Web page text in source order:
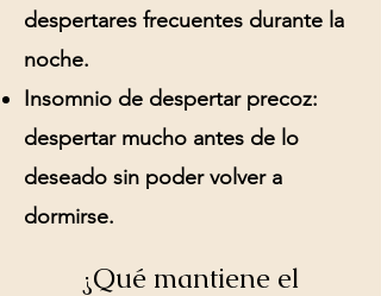
despertares frecuentes durante la
noche.
Insomnio de despertar precoz:
despertar mucho antes de lo
deseado sin poder volver a
dormirse.
¿Qué mantiene el